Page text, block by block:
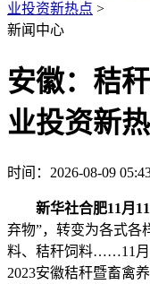
业投资新热点 >
新闻中心
安徽：秸
业投资新
时间：2026-08-09
新华社合肥11月11
弃物”，转变为各式各
料、秸秆饲料……11月
2023安徽秸秆暨畜禽